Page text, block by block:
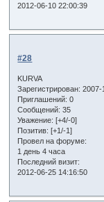
2012-06-10 22:00:39
#28
KURVA
Зарегистрирован: 2007-
Приглашений: 0
Сообщений: 35
Уважение: [+4/-0]
Позитив: [+1/-1]
Провел на форуме:
1 день 4 часа
Последний визит:
2012-06-25 14:16:50